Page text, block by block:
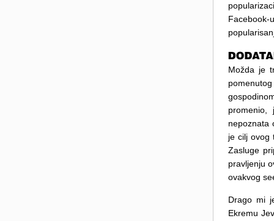
Možda je
nepoznata
je cilj ovog
Zasluge
pravljenju
ovakvog
Drago mi
Ekremu